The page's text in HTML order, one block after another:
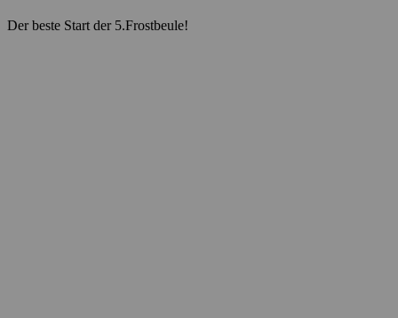
Der beste Start der 5.Frostbeule!